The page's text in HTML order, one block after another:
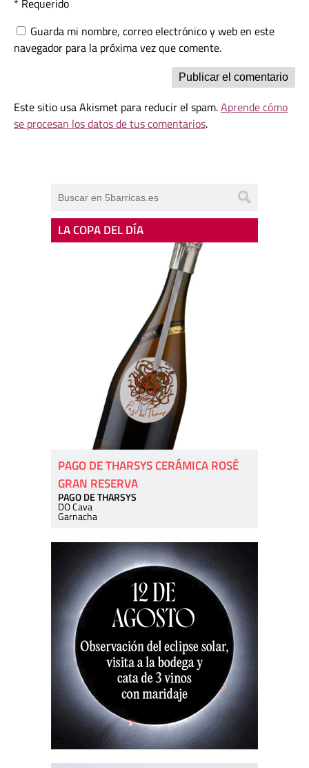
* Requerido
Guarda mi nombre, correo electrónico y web en este
navegador para la próxima vez que comente.
Este sitio usa Akismet para reducir el spam.Aprende cómo
se procesan los datos de tus comentarios.
LA COPA DEL DÍA
PAGO DE THARSYS CERÁMICA ROSÉ
GRAN RESERVA
PAGO DE THARSYS
DO Cava
Garnacha